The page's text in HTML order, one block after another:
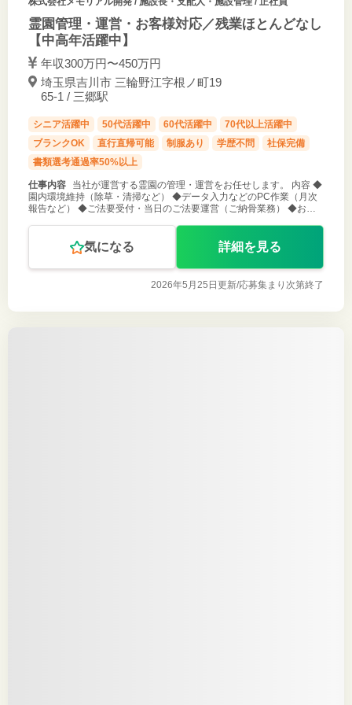
霊園管理・運営・お客様対応／残業ほとんどなし
【中高年活躍中】
年収300万円〜450万円
埼玉県吉川市 三輪野江字根ノ町19
65-1 / 三郷駅
シニア活躍中 50代活躍中 60代活躍中
70代以上活躍中
ブランクOK
直行直帰可能 制服あり 学歴不問
社保完備
書類選考通過率50%以上
仕事内容
当社が運営する霊園の管理・運営をお任せします。 内容 ◆
園内環境維持（除草・清掃など） ◆データ入力などのPC作業（月次
報告など） ◆ご法要受付・当日のご法要運営（ご納骨業務） ◆お客
気になる 詳細を見る
2026年5月25日更新/応募集まり次第終了